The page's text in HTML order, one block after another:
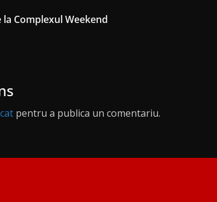
Complexul Weekend
pentru a publica un comentariu.